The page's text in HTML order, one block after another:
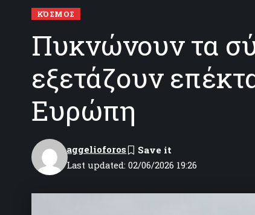
ΚΌΣΜΟΣ
Πυκνώνουν τα
εξετάζουν
Ευρώπη
Last updated: 02/06/2026 19:26
aggelioforos